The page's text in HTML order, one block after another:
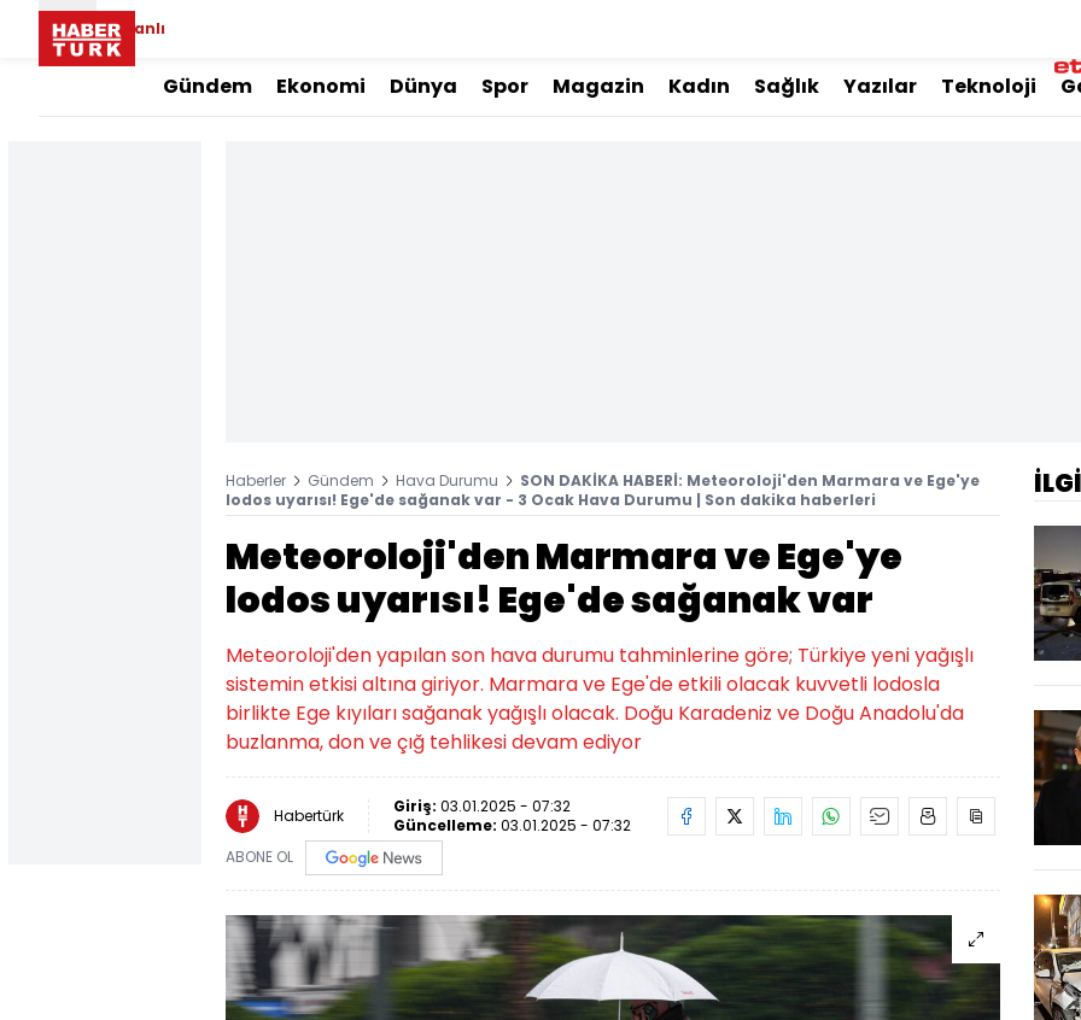
Canlı
Gündem Ekonomi Dünya Spor Magazin Kadın Sağlık Yazılar Teknoloji
Haberler Gündem Hava Durumu
SON DAKİKA HABERİ: Meteoroloji'den Marmara ve Ege'ye
lodos uyarısı! Ege'de sağanak var - 3 Ocak Hava Durumu | Son dakika haberleri
Meteoroloji'den Marmara ve Ege'ye
lodos uyarısı! Ege'de sağanak var
Meteoroloji'den yapılan son hava durumu tahminlerine göre; Türkiye yeni yağışlı
sistemin etkisi altına giriyor. Marmara ve Ege'de etkili olacak kuvvetli lodosla
birlikte Ege kıyıları sağanak yağışlı olacak. Doğu Karadeniz ve Doğu Anadolu'da
buzlanma, don ve çığ tehlikesi devam ediyor
Habertürk Giriş: 03.01.2025 - 07:32
Güncelleme: 03.01.2025 - 07:32
ABONE OL